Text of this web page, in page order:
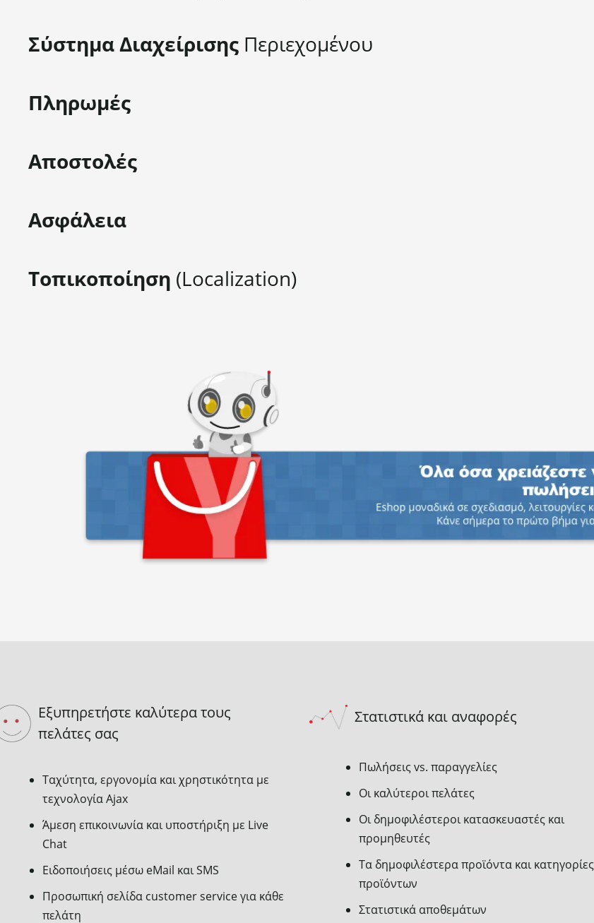
Σύστημα Διαχείρισης Περιεχομένου
Πληρωμές
Αποστολές
Ασφάλεια
Τοπικοποίηση (Localization)
Εξυπηρετήστε καλύτερα τους
πελάτες σας
Ταχύτητα, εργονομία και χρηστικότητα με
τεχνολογία Ajax
Άμεση επικοινωνία και υποστήριξη με Live
Chat
Ειδοποιήσεις μέσω eMail και SMS
Προσωπική σελίδα customer service για κάθε
πελάτη
Στατιστικά και αναφορές
Πωλήσεις vs. παραγγελίες
Οι καλύτεροι πελάτες
Οι δημοφιλέστεροι κατασκευαστές και
προμηθευτές
Τα δημοφιλέστερα προϊόντα και κατηγορίες
προϊόντων
Στατιστικά αποθεμάτων